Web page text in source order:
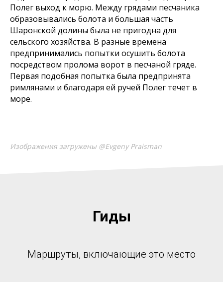
Полег выход к морю. Между грядами песчаника
образовывались болота и большая часть
Шаронской долины была не пригодна для
сельского хозяйства. В разные времена
предпринимались попытки осушить болота
посредством пролома ворот в песчаной гряде.
Первая подобная попытка была предпринята
римлянами и благодаря ей ручей Полег течет в
море.
Изображения загружены @Evgeny Praisman
Гиды
Маршруты, включающие это место